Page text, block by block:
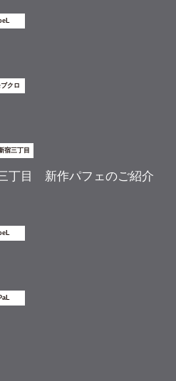
クロ
宿三丁目
丁目 新作パフェのご紹介
PaL